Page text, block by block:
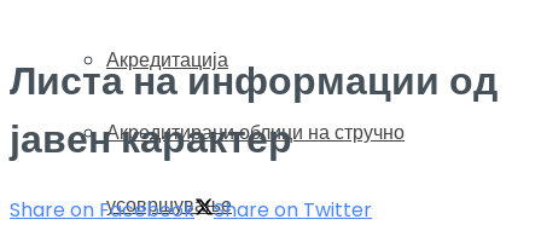
Акредитација
Акредитирани облици на стручно
усовршување
Листа на информации од
јавен карактер
Share on Facebook
Share on Twitter